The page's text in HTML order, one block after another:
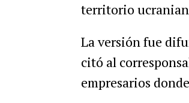
territorio
La versión fue
citó al
empresarios